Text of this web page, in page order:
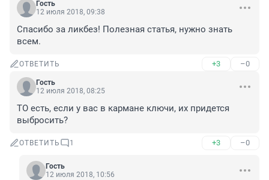
Гость
12 июля 2018, 09:38
Спасибо за ликбез! Полезная статья, нужно знать
всем.
ОТВЕТИТЬ +3 –0
Гость
12 июля 2018, 08:25
ТО есть, если у вас в кармане ключи, их придется
выбросить?
ОТВЕТИТЬ 1 +3 –0
Гость
12 июля 2018, 10:56